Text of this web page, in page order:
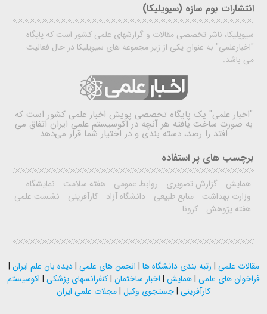
انتشارات بوم سازه (سیویلیکا)
سیویلیکا، ناشر تخصصی مقالات و گزارشهای علمی کشور است که پایگاه
"اخبارعلمی" به عنوان یکی از زیر مجموعه های سیویلیکا در حال فعالیت
می باشد.
"اخبار علمی" یک پایگاه تخصصی پویش اخبار علمی کشور است که
به صورت ساخت یافته هر آنچه در اکوسیستم علمی ایران اتفاق می
افتد را رصد، دسته بندی و در اختیار شما قرار می‌دهد
برچسب های پر استفاده
همایش گزارش تصویری روابط عمومی هفته سلامت
نمایشگاه
وزارت بهداشت
منابع طبیعی دانشگاه آزاد کارآفرینی
نشست علمی
هفته پژوهش
کرونا
مقالات علمی | رتبه بندی دانشگاه ها | انجمن های علمی |دیده بان علم ایران |
فراخوان های علمی |همایش | اخبار ساختمان |کنفرانسهای پزشکی | اکوسیستم
کارآفرینی |جستجوی وکیل |مجلات علمی ایران